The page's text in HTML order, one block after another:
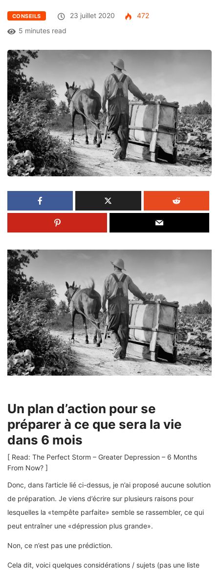
CONSEILS 23 juillet 2020
472
5 minutes read
Un plan d’action pour se
préparer à ce que sera la vie
dans 6 mois
[ Read: The Perfect Storm – Greater Depression – 6 Months
From Now? ]
Donc, dans l’article lié ci-dessus, je n’ai proposé aucune solution
de préparation. Je viens d’écrire sur plusieurs raisons pour
lesquelles la «tempête parfaite» semble se rassembler, ce qui
peut entraîner une «dépression plus grande».
Non, ce n’est pas une prédiction.
Cela dit, voici quelques considérations / sujets (pas une liste